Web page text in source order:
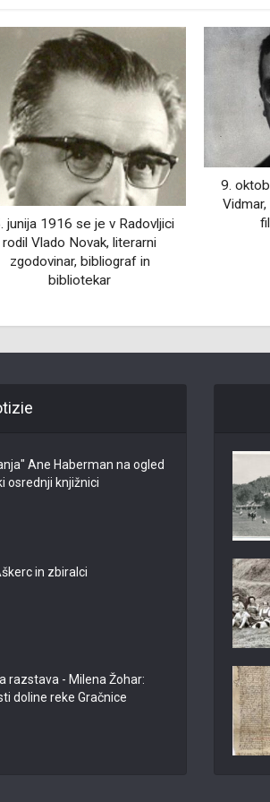
in
9. oktobra 1962 je umrl Milan
Vidmar, elektroinženir, šahist,
filozof in pisatelj
Ane Haberman na ogled
osrednji knjižnici
in zbiralci
razstava - Milena Žohar:
doline reke Gračnice